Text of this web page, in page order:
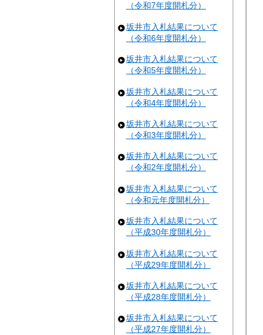
（令和7年度開札分）
坂井市入札結果について
（令和6年度開札分）
坂井市入札結果について
（令和5年度開札分）
坂井市入札結果について
（令和4年度開札分）
坂井市入札結果について
（令和3年度開札分）
坂井市入札結果について
（令和2年度開札分）
坂井市入札結果について
（令和元年度開札分）
坂井市入札結果について
（平成30年度開札分）
坂井市入札結果について
（平成29年度開札分）
坂井市入札結果について
（平成28年度開札分）
坂井市入札結果について
（平成27年度開札分）